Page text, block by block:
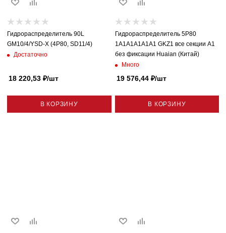
Гидрораспределитель 90L
GM10/4/YSD-X (4P80, SD11/4)
Достаточно
18 220,53 ₽/шт
В КОРЗИНУ
Гидрораспределитель 5P80
1A1A1A1A1A1 GKZ1 все секции A1
без фиксации Huaian (Китай)
Много
19 576,44₽/шт
В КОРЗИНУ